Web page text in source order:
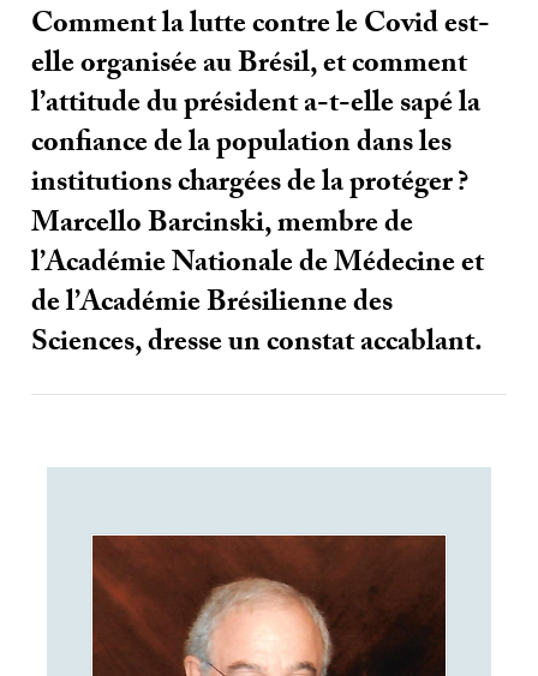
Comment la lutte contre le Covid est-
elle organisée au Brésil, et comment
l’attitude du président a-t-elle sapé la
confiance de la population dans les
institutions chargées de la protéger?
Marcello Barcinski, membre de
l’Académie Nationale de Médecine et
de l’Académie Brésilienne des
Sciences, dresse un constat accablant.